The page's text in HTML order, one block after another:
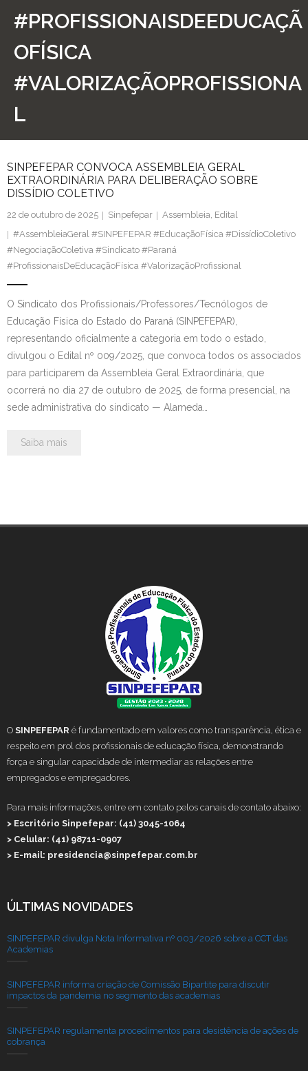
Contato
#PROFISSIONAISDEEDUCAÇÃ
OFÍSICA
#VALORIZAÇÃOPROFISSIONA
L
SINPEFEPAR CONVOCA ASSEMBLEIA GERAL
EXTRAORDINÁRIA PARA DELIBERAÇÃO SOBRE
DISSÍDIO COLETIVO
22 de outubro de 2025 Sinpefepar Assembleia, Edital
#AssembleiaGeral #SINPEFEPAR #EducaçãoFísica #DissídioColetivo
#NegociaçãoColetiva #Sindicato #Paraná
#ProfissionaisDeEducaçãoFísica #ValorizaçãoProfissional
O Sindicato dos Profissionais/Professores/Tecnólogos de
Educação Física do Estado do Paraná (SINPEFEPAR),
representando oficialmente a categoria em todo o estado,
divulgou o Edital nº 009/2025, que convoca todos os associados
para participarem da Assembleia Geral Extraordinária, que
ocorrerá no dia 27 de outubro de 2025, de forma presencial, na
sede administrativa do sindicato — Alameda…
Saiba mais
O SINPEFEPAR é fundamentado em valores como transparência, ética e
respeito em prol dos profissionais de educação física, demonstrando
força e singular capacidade de intermediar as relações entre
empregados e empregadores.
Para mais informações, entre em contato pelos canais de contato abaixo:
> Escritório Sinpefepar: (41) 3045-1064
> Celular: (41) 98711-0907
> E-mail: presidencia@sinpefepar.com.br
ÚLTIMAS NOVIDADES
SINPEFEPAR divulga Nota Informativa nº 003/2026 sobre a CCT das
Academias
SINPEFEPAR informa criação de Comissão Bipartite para discutir
impactos da pandemia no segmento das academias
SINPEFEPAR regulamenta procedimentos para desistência de ações de
cobrança